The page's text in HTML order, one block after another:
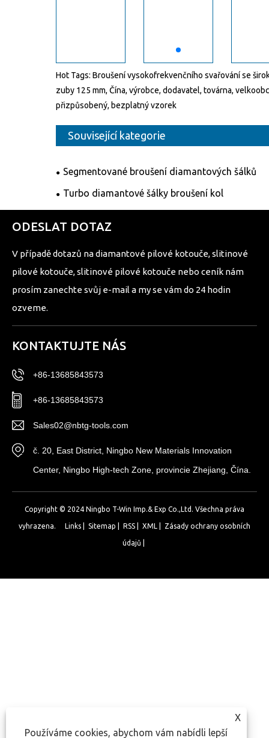
Hot Tags: Broušení vysokofrekvenčního svařování se
zuby 125 mm, Čína, výrobce, dodavatel, továrna,
přizpůsobený, bezplatný vzorek
Související kategorie
Segmentované broušení diamantových šálků
Turbo diamantové šálky broušení kol
ODESLAT DOTAZ
V případě dotazů na diamantové pilové kotouče, slitinové
pilové kotouče, slitinové pilové kotouče nebo ceník nám
prosím zanechte svůj e-mail a my se vám do 24 hodin
ozveme.
KONTAKTUJTE NÁS
+86-13685843573
+86-13685843573
Sales02@nbtg-tools.com
č. 20, East District, Ningbo New Materials Innovation
Center, Ningbo High-tech Zone, provincie Zhejiang, Čína.
Copyright © 2024 Ningbo T-Win Imp.& Exp Co.,Ltd. Všechna práva
vyhrazena. Links Sitemap RSS XML Zásady ochrany osobních
údajů
X
Používáme cookies, abychom vám nabídli lepší